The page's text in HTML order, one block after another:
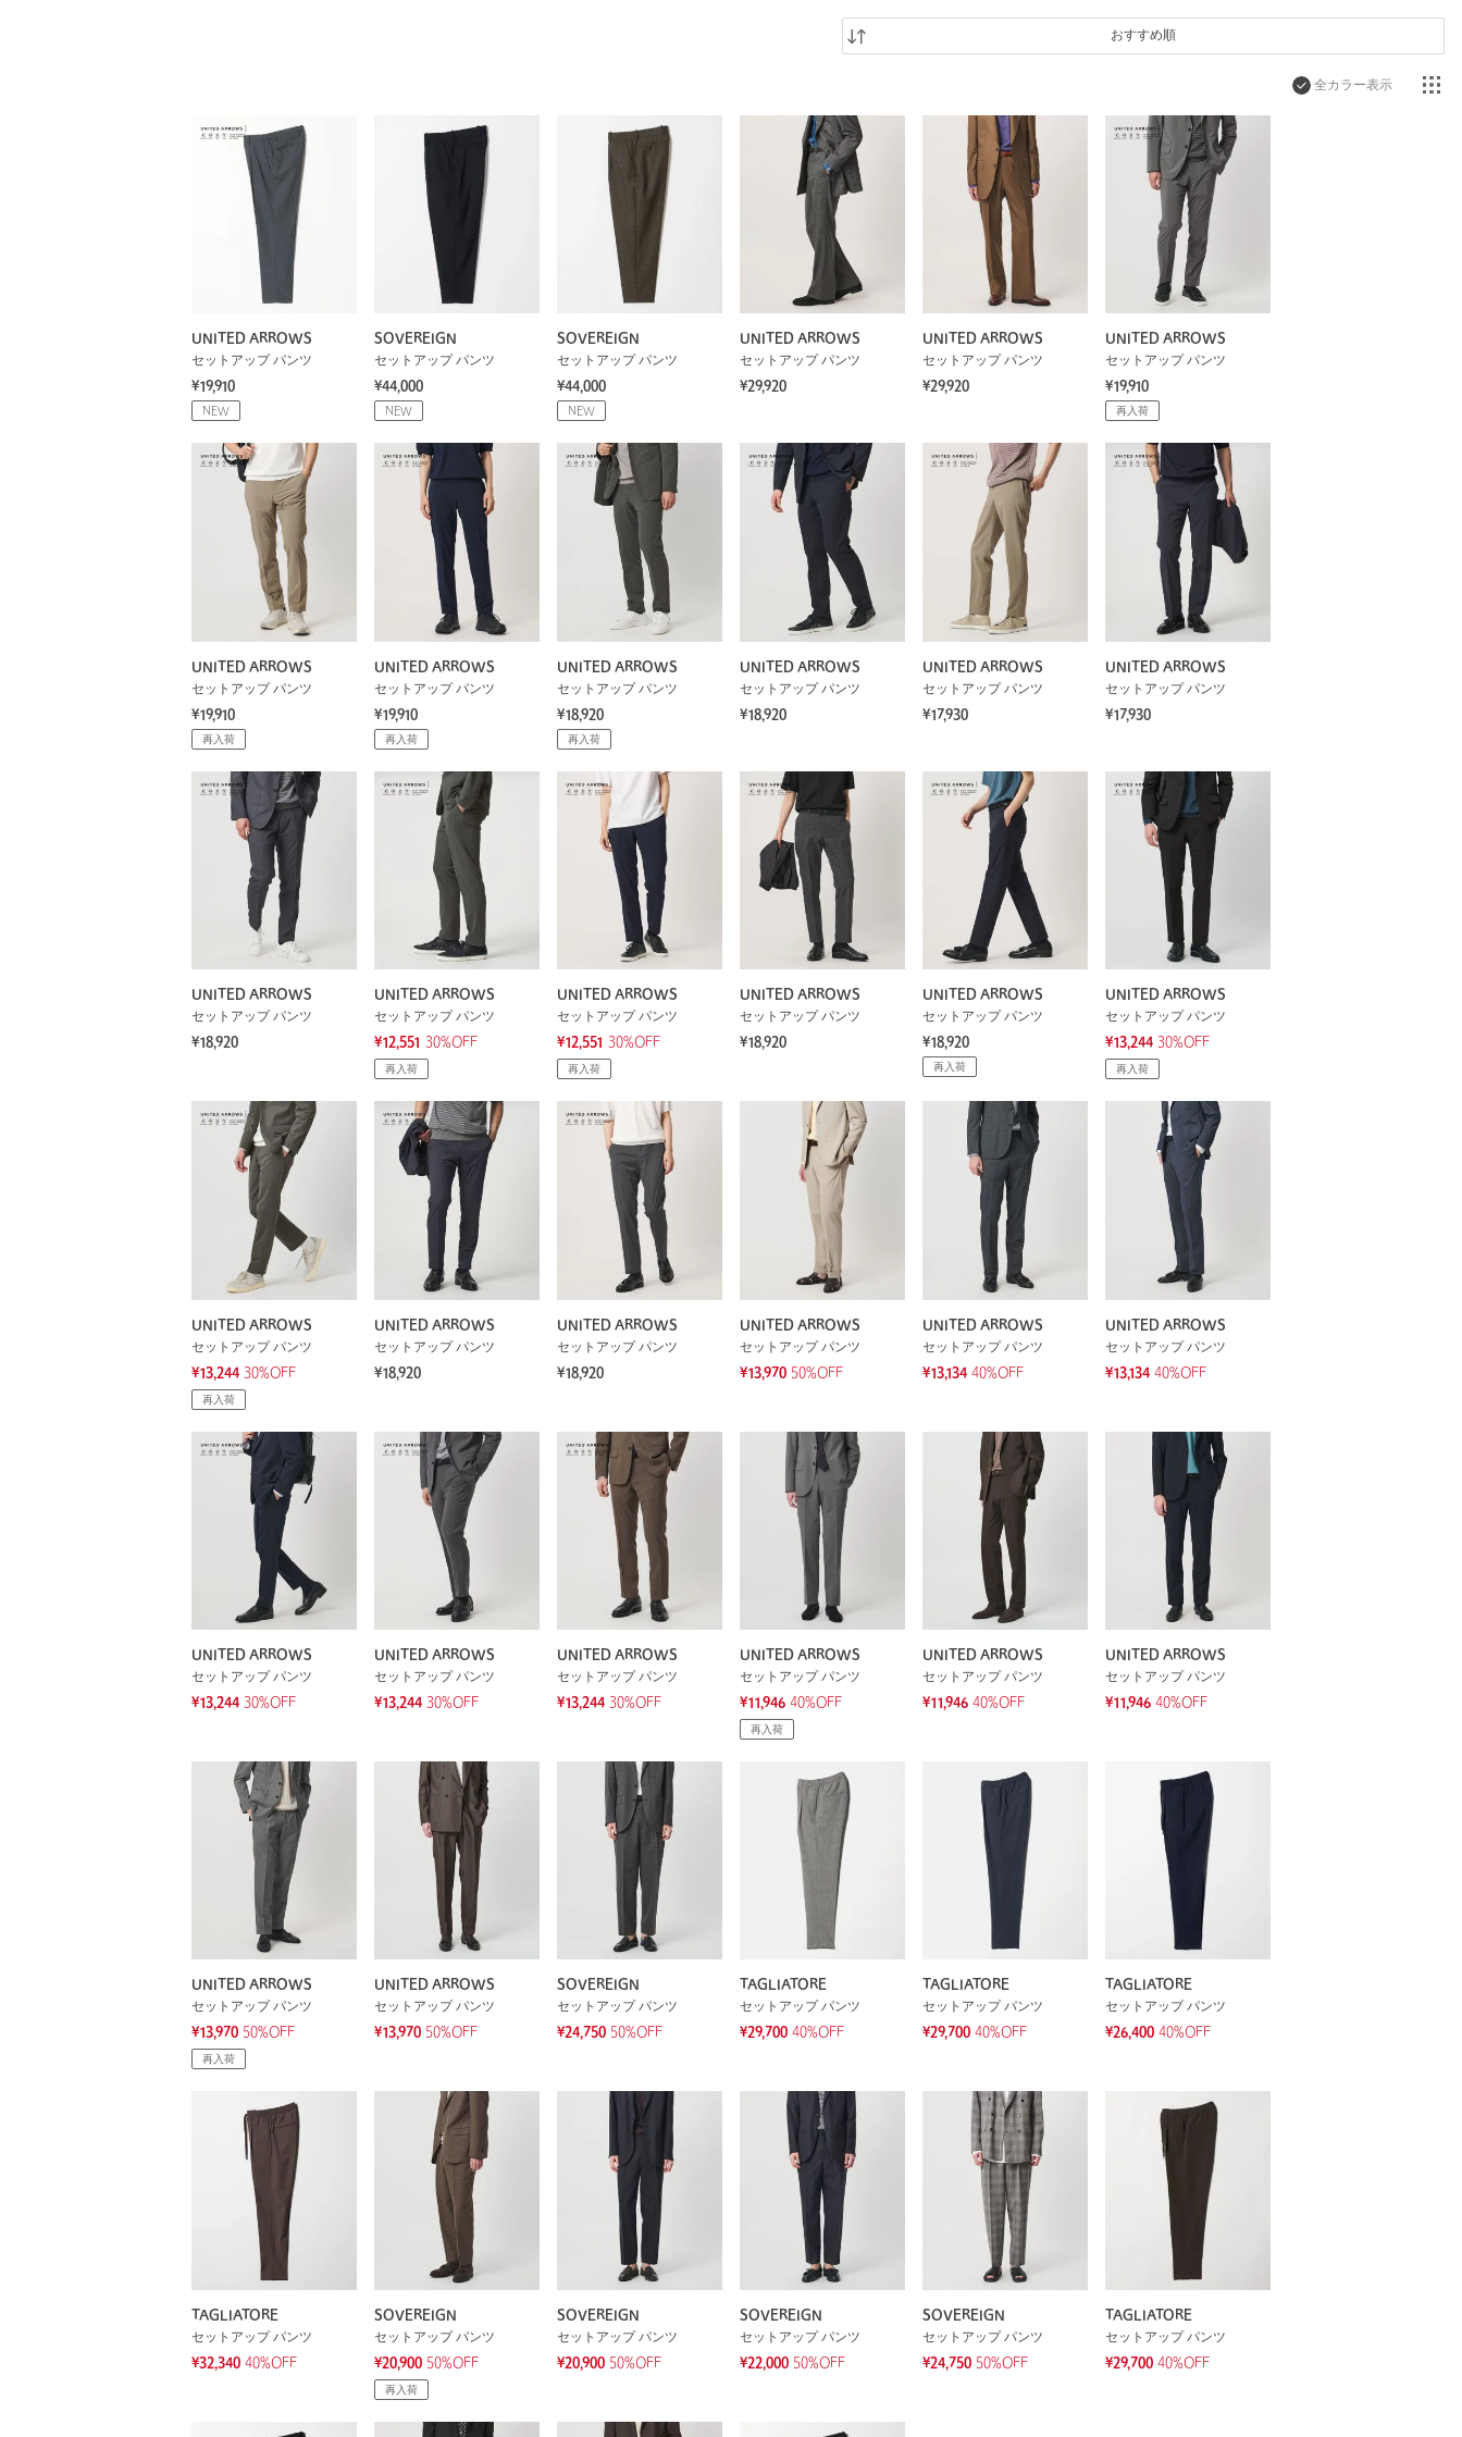
おすすめ順
全カラー表示
UNITED ARROWS
セットアップ パンツ
¥19,910
NEW
SOVEREIGN
セットアップ パンツ
¥44,000
NEW
SOVEREIGN
セットアップ パンツ
¥44,000
NEW
UNITED ARROWS
セットアップ パンツ
¥29,920
UNITED ARROWS
セットアップ パンツ
¥29,920
UNITED ARROWS
セットアップ パンツ
¥19,910
再入荷
UNITED ARROWS
セットアップ パンツ
¥19,910
再入荷
UNITED ARROWS
セットアップ パンツ
¥19,910
再入荷
UNITED ARROWS
セットアップ パンツ
¥18,920
再入荷
UNITED ARROWS
セットアップ パンツ
¥18,920
UNITED ARROWS
セットアップ パンツ
¥17,930
UNITED ARROWS
セットアップ パンツ
¥17,930
UNITED ARROWS
セットアップ パンツ
¥18,920
UNITED ARROWS
セットアップ パンツ
¥12,551 30%OFF
再入荷
UNITED ARROWS
セットアップ パンツ
¥12,551 30%OFF
再入荷
UNITED ARROWS
セットアップ パンツ
¥18,920
UNITED ARROWS
セットアップ パンツ
¥18,920
再入荷
UNITED ARROWS
セットアップ パンツ
¥13,244 30%OFF
再入荷
UNITED ARROWS
セットアップ パンツ
¥13,244 30%OFF
再入荷
UNITED ARROWS
セットアップ パンツ
¥18,920
UNITED ARROWS
セットアップ パンツ
¥18,920
UNITED ARROWS
セットアップ パンツ
¥13,970 50%OFF
UNITED ARROWS
セットアップ パンツ
¥13,134 40%OFF
UNITED ARROWS
セットアップ パンツ
¥13,134 40%OFF
UNITED ARROWS
セットアップ パンツ
¥13,244 30%OFF
UNITED ARROWS
セットアップ パンツ
¥13,244 30%OFF
UNITED ARROWS
セットアップ パンツ
¥13,244 30%OFF
UNITED ARROWS
セットアップ パンツ
¥11,946 40%OFF
再入荷
UNITED ARROWS
セットアップ パンツ
¥11,946 40%OFF
UNITED ARROWS
セットアップ パンツ
¥11,946 40%OFF
UNITED ARROWS
セットアップ パンツ
¥13,970 50%OFF
再入荷
UNITED ARROWS
セットアップ パンツ
¥13,970 50%OFF
SOVEREIGN
セットアップ パンツ
¥24,750 50%OFF
TAGLIATORE
セットアップ パンツ
¥29,700 40%OFF
TAGLIATORE
セットアップ パンツ
¥29,700 40%OFF
TAGLIATORE
セットアップ パンツ
¥26,400 40%OFF
TAGLIATORE
セットアップ パンツ
¥32,340 40%OFF
SOVEREIGN
セットアップ パンツ
¥20,900 50%OFF
再入荷
SOVEREIGN
セットアップ パンツ
¥20,900 50%OFF
SOVEREIGN
セットアップ パンツ
¥22,000 50%OFF
SOVEREIGN
セットアップ パンツ
¥24,750 50%OFF
TAGLIATORE
セットアップ パンツ
¥29,700 40%OFF